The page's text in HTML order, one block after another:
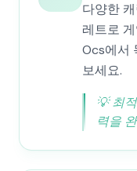
다양한
레트로
Ocs에서
보세요.
💡최
력을